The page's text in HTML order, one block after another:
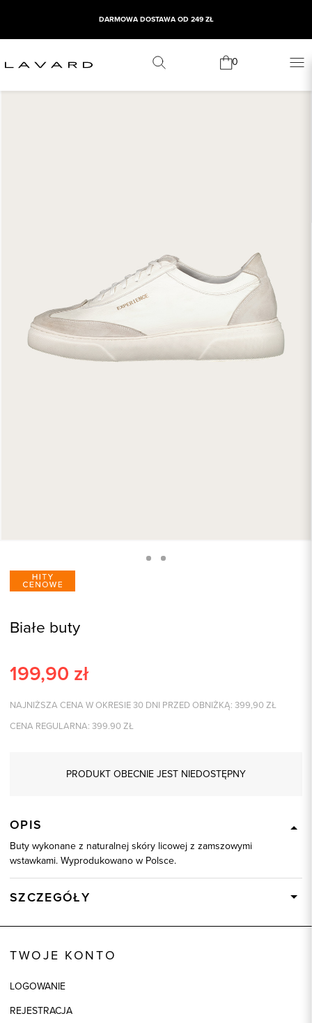
DARMOWA DOSTAWA OD 249 ZŁ
0
Białe buty
199,90 zł
NAJNIŻSZA CENA W OKRESIE 30 DNI PRZED OBNIŻKĄ: 399,90 ZŁ
CENA REGULARNA: 399.90 ZŁ
PRODUKT OBECNIE JEST NIEDOSTĘPNY
OPIS
Buty wykonane z naturalnej skóry licowej z zamszowymi
wstawkami. Wyprodukowano w Polsce.
SZCZEGÓŁY
Skład tkaniny
TWOJE KONTO
LOGOWANIE
REJESTRACJA